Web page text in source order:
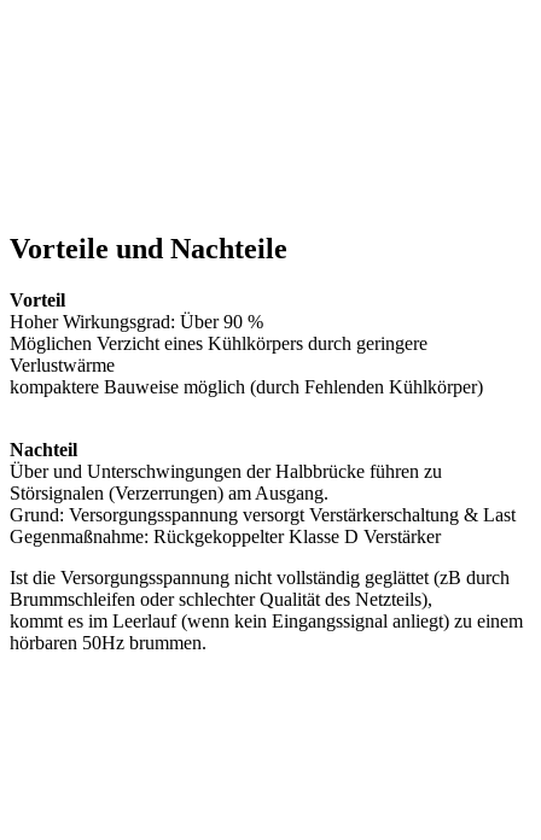
Vorteile und Nachteile
Vorteil
Hoher Wirkungsgrad: Über 90 %
Möglichen Verzicht eines Kühlkörpers durch geringere
Verlustwärme
kompaktere Bauweise möglich (durch Fehlenden Kühlkörper)
Nachteil
Über und Unterschwingungen der Halbbrücke führen zu
Störsignalen (Verzerrungen) am Ausgang.
Grund: Versorgungsspannung versorgt Verstärkerschaltung & Last
Gegenmaßnahme: Rückgekoppelter Klasse D Verstärker
Ist die Versorgungsspannung nicht vollständig geglättet (zB durch
Brummschleifen oder schlechter Qualität des Netzteils),
kommt es im Leerlauf (wenn kein Eingangssignal anliegt) zu einem
hörbaren 50Hz brummen.